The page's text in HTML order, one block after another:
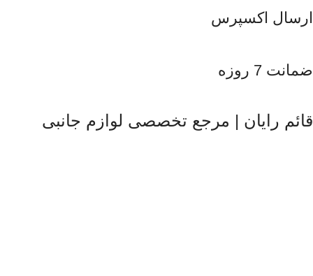
ارسال اکسپرس
ضمانت 7 روزه
قائم رایان | مرجع تخصصی لوازم جانبی